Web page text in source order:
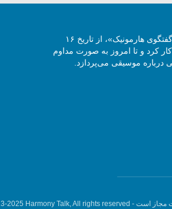
مجله آنلاین موسیقی «گفتگوی هارمونیک»، از تاریخ ۱۶
آغاز به کار کرد و تا امروز به صورت مداوم
درباره موسیقی می‌پردازد.
مجاز است - 2025 Harmony Talk, All rights reserved.